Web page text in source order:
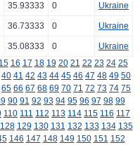
35.93333 0 Ukraine
36.73333 0 Ukraine
35.08333 0
Ukraine
15 16 17 18 19 20 21 22 23 24 25
40 41 42 43 44 45 46 47 48 49 50
65 66 67 68 69 70 71 72 73 74 75
90 91 92 93 94 95 96 97 98 99
110 111 112 113 114 115 116 117
128 129 130 131 132 133 134 135
146 147 148 149 150 151 152